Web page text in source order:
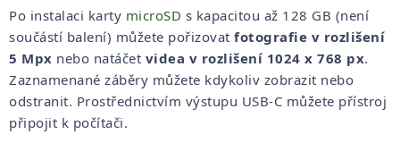
Po instalaci karty microSD s kapacitou až 128 GB (není
součástí balení) můžete pořizovat fotografie v rozlišení
5 Mpx nebo natáčet videa v rozlišení 1024 x 768 px.
Zaznamenané záběry můžete kdykoliv zobrazit nebo
odstranit. Prostřednictvím výstupu USB-C můžete přístroj
připojit k počítači.